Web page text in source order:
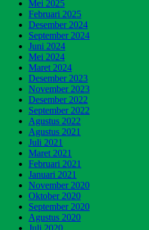
Mei 2025
Februari 2025
Desember 2024
September 2024
Juni 2024
Mei 2024
Maret 2024
Desember 2023
November 2023
Desember 2022
September 2022
Agustus 2022
Agustus 2021
Juli 2021
Maret 2021
Februari 2021
Januari 2021
November 2020
Oktober 2020
September 2020
Agustus 2020